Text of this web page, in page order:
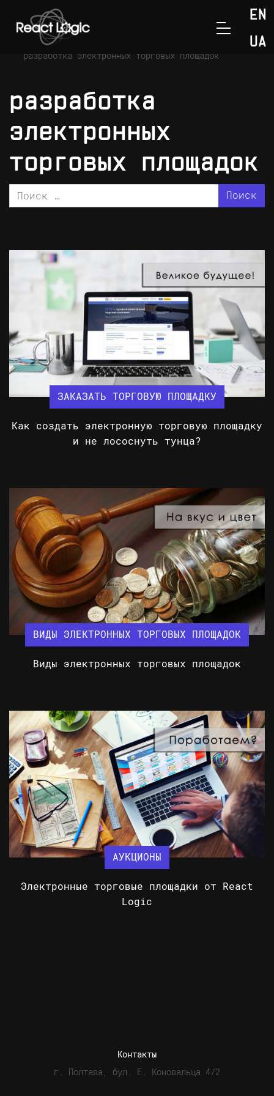
Перейти к содержанию
EN
UA
Главная>
разработка электронных торговых площадок
разработка
электронных
торговых площадок
Поиск
ЗАКАЗАТЬ ТОРГОВУЮ ПЛОЩАДКУ
Как создать электронную торговую площадку
и не лососнуть тунца?
ВИДЫ ЭЛЕКТРОННЫХ ТОРГОВЫХ ПЛОЩАДОК
Виды электронных торговых площадок
АУКЦИОНЫ
Электронные торговые площадки от React
Logic
Контакты
г. Полтава, бул. Е. Коновальца 4/2